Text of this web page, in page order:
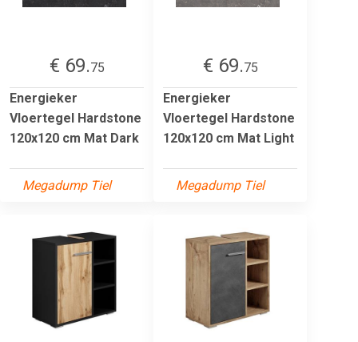
€ 69.75
Energieker
Vloertegel Hardstone
120x120 cm Mat Dark
Megadump Tiel
€ 69.75
Energieker
Vloertegel Hardstone
120x120 cm Mat Light
Megadump Tiel